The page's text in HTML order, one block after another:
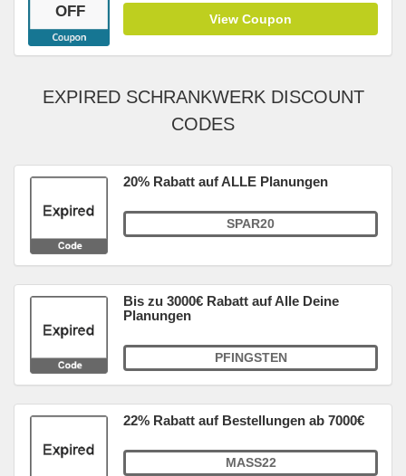
OFF View Coupon
EXPIRED SCHRANKWERK DISCOUNT
CODES
20% Rabatt auf ALLE Planungen
SPAR20
Bis zu 3000€ Rabatt auf Alle Deine
Planungen
PFINGSTEN
22% Rabatt auf Bestellungen ab 7000€
MASS22